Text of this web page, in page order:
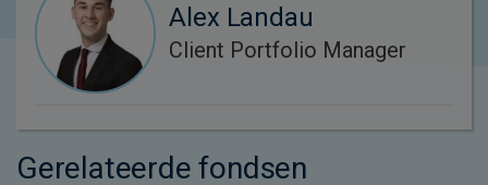
Alex Landau
Client Portfolio Manager
Gerelateerde fondsen